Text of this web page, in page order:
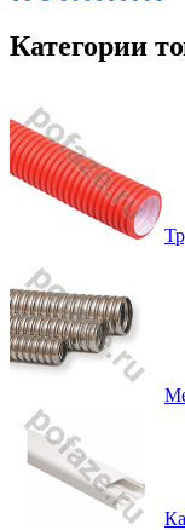
Категории